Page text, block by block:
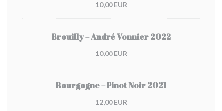
10,00 EUR
Brouilly – André Vonnier 2022
10,00 EUR
Bourgogne – Pinot Noir 2021
12,00 EUR